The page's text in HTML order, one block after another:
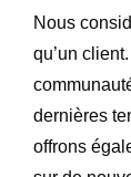
Nous
qu’un
dernières
offrons